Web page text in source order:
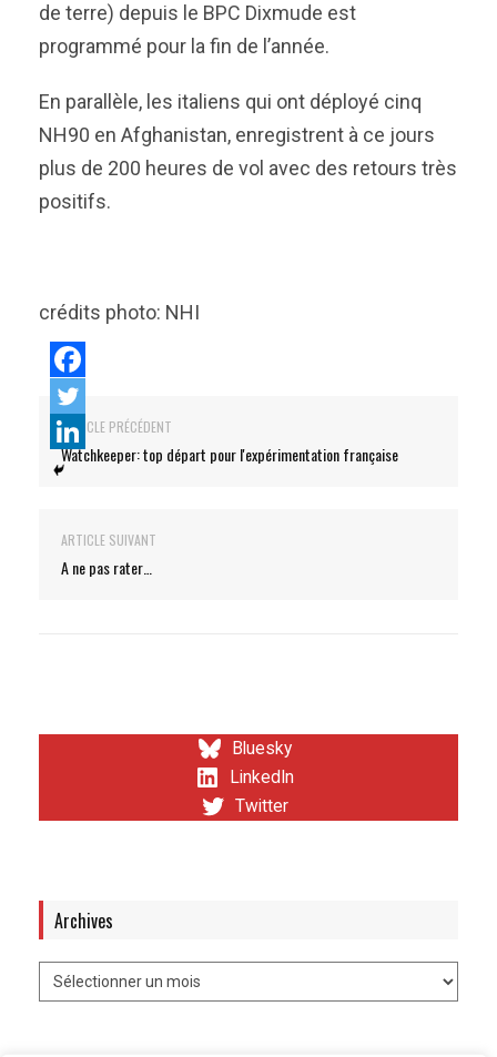
de terre) depuis le BPC Dixmude est
programmé pour la fin de l’année.
En parallèle, les italiens qui ont déployé cinq
NH90 en Afghanistan, enregistrent à ce jours
plus de 200 heures de vol avec des retours très
positifs.
crédits photo: NHI
ARTICLE PRÉCÉDENT
Watchkeeper: top départ pour l'expérimentation française
ARTICLE SUIVANT
A ne pas rater…
Bluesky
LinkedIn
Twitter
Archives